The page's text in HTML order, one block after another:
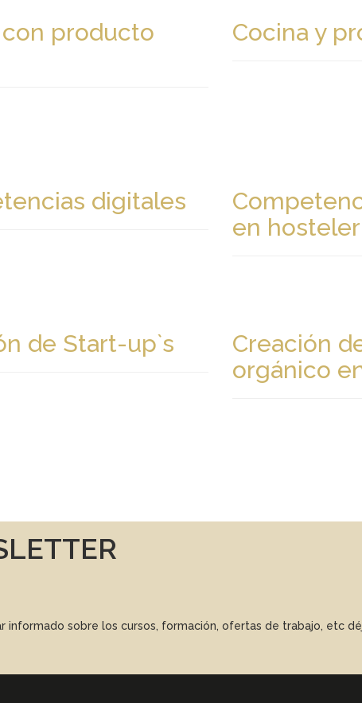
producto
Cocina y
digitales
en
de Start-up`s
Creación
orgánico
informado sobre los cursos, formación, ofertas de trabajo, etc